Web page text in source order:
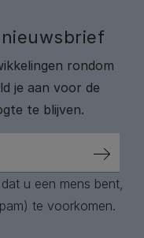
rondom
je aan voor de
te blijven.
u een mens bent,
te voorkomen.